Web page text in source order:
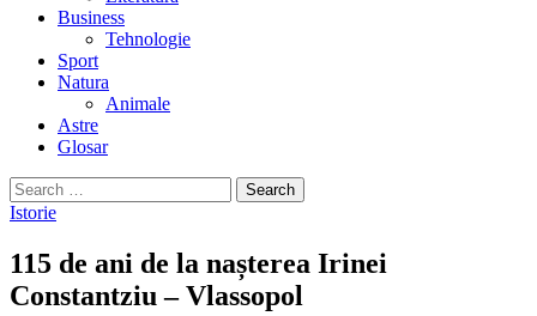
Business
Tehnologie
Sport
Natura
Animale
Astre
Glosar
Search
for:
Istorie
115 de ani de la nașterea Irinei
Constantziu – Vlassopol